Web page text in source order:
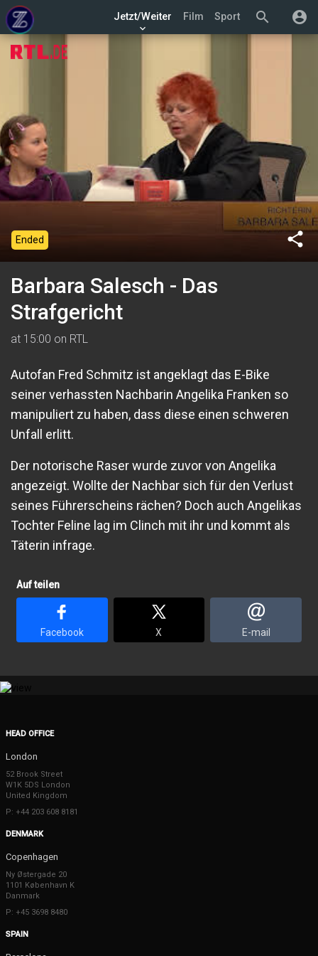
search account_circle
Jetzt/Weiter
keyboard_arrow_down
Film Sport
share
Ended
Barbara Salesch - Das
Strafgericht
at 15:00 on RTL
Autofan Fred Schmitz ist angeklagt das E-Bike
seiner verhassten Nachbarin Angelika Franken so
manipuliert zu haben, dass diese einen schweren
Unfall erlitt.
Der notorische Raser wurde zuvor von Angelika
angezeigt. Wollte der Nachbar sich für den Verlust
seines Führerscheins rächen? Doch auch Angelikas
Tochter Feline lag im Clinch mit ihr und kommt als
Täterin infrage.
Auf teilen
Facebook X E-mail
HEAD OFFICE
London
52 Brook Street
W1K 5DS London
United Kingdom
P: +44 203 608 8181
DENMARK
Copenhagen
Ny Østergade 20
1101 København K
Danmark
P: +45 3698 8480
SPAIN